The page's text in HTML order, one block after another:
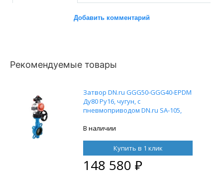
Добавить комментарий
Рекомендуемые товары
Затвор DN.ru GGG50-GGG40-EPDM
Ду80 Ру16, чугун, с
пневмоприводом DN.ru SA-105,
220В, БКВ APL-210N, ручным
фильтром AFC2000
В наличии
Купить в 1 клик
148 580 ₽